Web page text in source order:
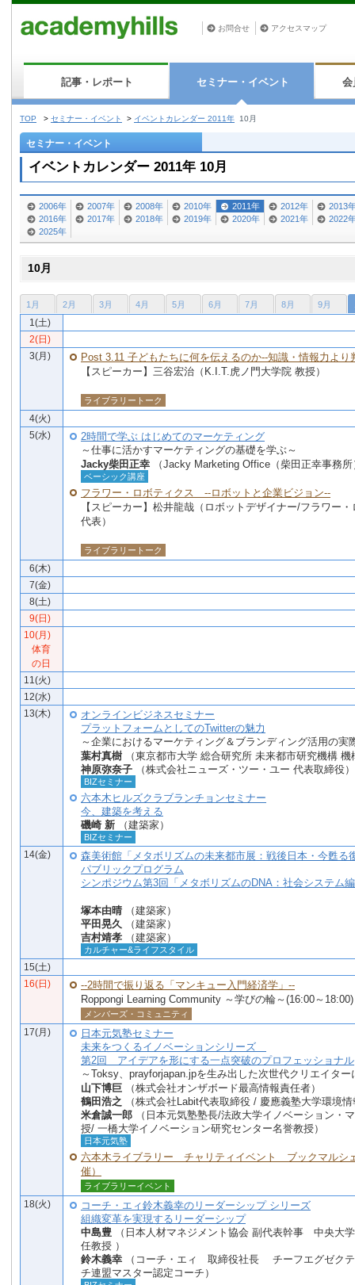
お問合せ アクセスマップ
記事・レポート セミナー・イベント 会
TOP > セミナー・イベント > イベントカレンダー 2011年 10月
セミナー・イベント
イベントカレンダー 2011年 10月
2006年 2007年 2008年 2010年 2011年 2012年
2013
2016年
2017年 2018年 2019年 2020年 2021年
2022
2025年
10月
1月 2月 3月 4月 5月 6月 7月 8月 9月
1(土)
2(日)
3(月)
Post 3.11 子どもたちに何を伝えるのか--知識・情報力より
【スピーカー】三谷宏治（K.I.T.虎ノ門大学院 教授）
ライブラリートーク
4(火)
5(水)
2時間で学ぶ はじめてのマーケティング
～仕事に活かすマーケティングの基礎を学ぶ～
Jacky柴田正幸 （Jacky Marketing Office（柴田正幸事務
ベーシック講座
フラワー・ロボティクス --ロボットと企業ビジョン--
【スピーカー】松井龍哉（ロボットデザイナー/フラワー
代表）
ライブラリートーク
6(木)
7(金)
8(土)
9(日)
10(月)
体育
の日
11(火)
12(水)
13(木)
オンラインビジネスセミナー
プラットフォームとしてのTwitterの魅力
～企業におけるマーケティング＆ブランディング活用の実
葉村真樹 （東京都市大学 総合研究所 未来都市研究機構 機
神原弥奈子 （株式会社ニューズ・ツー・ユー 代表取締役）
BIZセミナー
六本木ヒルズクラブランチョンセミナー
今、建築を考える
磯崎 新 （建築家）
BIZセミナー
14(金)
森美術館「メタボリズムの未来都市展：戦後日本・今甦る
パブリックプログラム
シンポジウム第3回「メタボリズムのDNA：社会システム
塚本由晴 （建築家）
平田晃久 （建築家）
吉村靖孝 （建築家）
カルチャー&ライフスタイル
15(土)
16(日)
--2時間で振り返る「マンキュー入門経済学」--
Roppongi Learning Community ～学びの輪～(16:00～18:00)
メンバーズ・コミュニティ
17(月)
日本元気塾セミナー
未来をつくるイノベーションシリーズ
第2回 アイデアを形にする一点突破のプロフェッショナル
～Toksy、prayforjapan.jpを生み出した次世代クリエイター
山下博巨 （株式会社オンザボード最高情報責任者）
鶴田浩之 （株式会社Labit代表取締役 / 慶應義塾大学環境
米倉誠一郎 （日本元気塾塾長/法政大学イノベーション・
授/ 一橋大学イノベーション研究センター名誉教授）
日本元気塾
六本木ライブラリー チャリティイベント ブックマルシ
催）
ライブラリーイベント
18(火)
コーチ・エィ鈴木義幸のリーダーシップ シリーズ
組織変革を実現するリーダーシップ
中島豊 （日本人材マネジメント協会 副代表幹事 中央大
任教授 ）
鈴木義幸 （コーチ・エィ 取締役社長 チーフエグゼクテ
チ連盟マスター認定コーチ）